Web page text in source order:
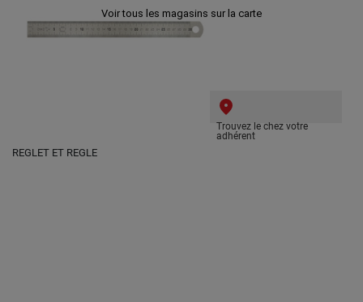
Trouvez le chez votre
adhérent
REGLET ET REGLE
Voir tous les magasins sur la carte